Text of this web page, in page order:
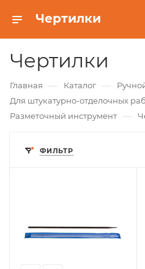
Чертилки
Чертилки
Главная — Каталог —
Для штукатурно-отделочных
Разметочный инструмент —
ФИЛЬТР